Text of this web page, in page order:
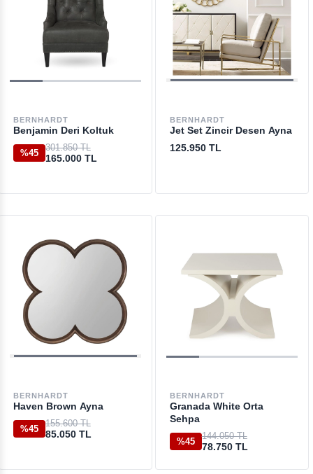
BERNHARDT
Benjamin Deri Koltuk
%45
301.850 TL
165.000 TL
BERNHARDT
Jet Set Zincir Desen Ayna
125.950 TL
BERNHARDT
Haven Brown Ayna
%45
155.600 TL
85.050 TL
BERNHARDT
Granada White Orta
Sehpa
%45
144.050 TL
78.750 TL